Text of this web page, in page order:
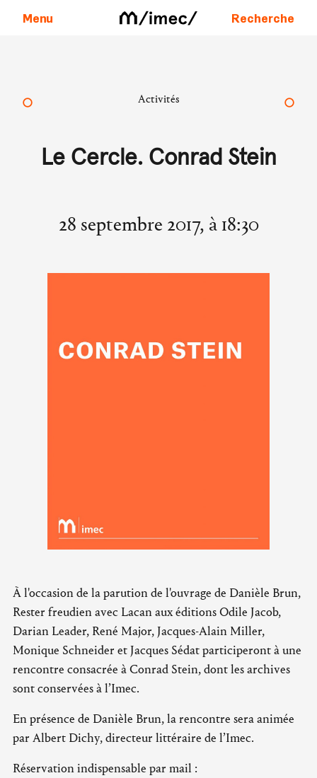
Menu Recherche
Activités
Le Cercle. Conrad Stein
28 septembre 2017, à 18:30
À l'occasion de la parution de l'ouvrage de Danièle Brun,
Rester freudien avec Lacan aux éditions Odile Jacob,
Darian Leader, René Major, Jacques-Alain Miller,
Monique Schneider et Jacques Sédat participeront à une
rencontre consacrée à Conrad Stein, dont les archives
sont conservées à l’Imec.
En présence de Danièle Brun, la rencontre sera animée
par Albert Dichy, directeur littéraire de l’Imec.
Réservation indispensable par mail :